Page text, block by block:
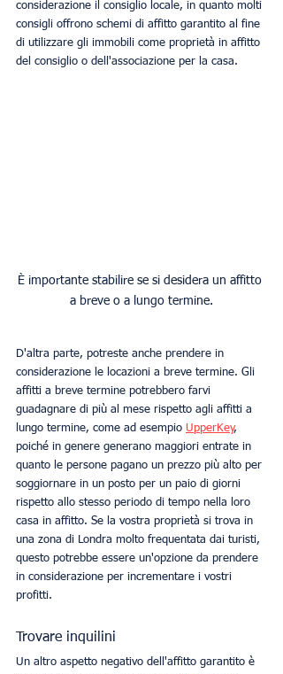
considerazione il consiglio locale, in quanto molti
consigli offrono schemi di affitto garantito al fine
di utilizzare gli immobili come proprietà in affitto
del consiglio o dell'associazione per la casa.
È importante stabilire se si desidera un affitto
a breve o a lungo termine.
D'altra parte, potreste anche prendere in
considerazione le locazioni a breve termine. Gli
affitti a breve termine potrebbero farvi
guadagnare di più al mese rispetto agli affitti a
lungo termine, come ad esempio UpperKey,
poiché in genere generano maggiori entrate in
quanto le persone pagano un prezzo più alto per
soggiornare in un posto per un paio di giorni
rispetto allo stesso periodo di tempo nella loro
casa in affitto. Se la vostra proprietà si trova in
una zona di Londra molto frequentata dai turisti,
questo potrebbe essere un'opzione da prendere
in considerazione per incrementare i vostri
profitti.
Trovare inquilini
Un altro aspetto negativo dell'affitto garantito è